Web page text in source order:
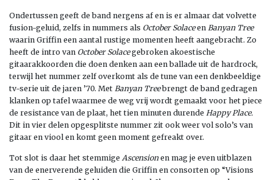
Ondertussen geeft de band nergens af en is er almaar dat volvette
fusion-geluid, zelfs in nummers als October Solaceen Banyan Tree
waarin Griffin een aantal rustige momenten heeft aangebracht. Zo
heeft de intro van October Solacegebroken akoestische
gitaarakkoorden die doen denken aan een ballade uit de hardrock,
terwijl het nummer zelf overkomt als de tune van een denkbeeldige
tv-serie uit de jaren ’70. Met Banyan Treebrengt de band gedragen
klanken op tafel waarmee de weg vrij wordt gemaakt voor het piece
de resistance van de plaat, het tien minuten durende Happy Place.
Dit in vier delen opgesplitste nummer zit ook weer vol solo’s van
gitaar en viool en komt geen moment gefreakt over.
Tot slot is daar het stemmige Ascensionen mag je even uitblazen
van de enerverende geluiden die Griffin en consorten op “Visions